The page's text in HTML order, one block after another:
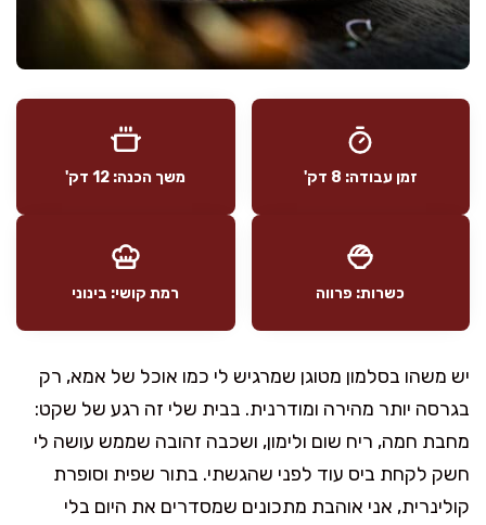
זמן עבודה: 8 דק' משך הכנה: 12 דק'
כשרות: פרווה רמת קושי: בינוני
יש משהו בסלמון מטוגן שמרגיש לי כמו אוכל של אמא, רק
בגרסה יותר מהירה ומודרנית. בבית שלי זה רגע של שקט:
מחבת חמה, ריח שום ולימון, ושכבה זהובה שממש עושה לי
חשק לקחת ביס עוד לפני שהגשתי. בתור שפית וסופרת
קולינרית, אני אוהבת מתכונים שמסדרים את היום בלי